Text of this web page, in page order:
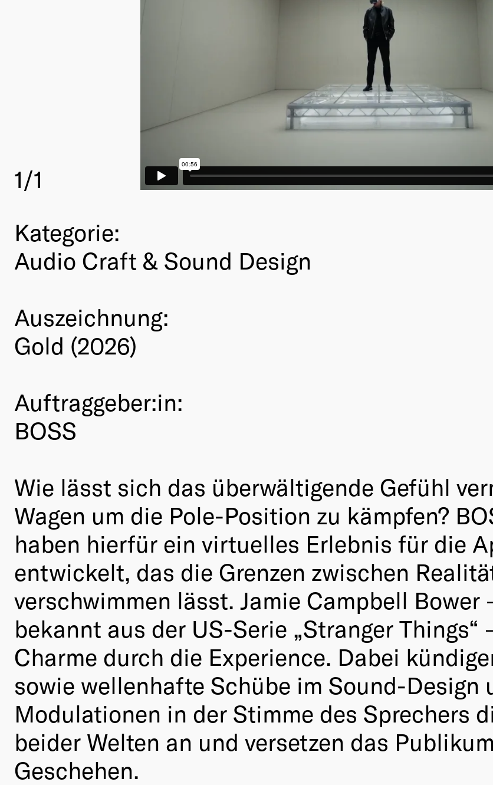
1/1
Kategorie:
Audio Craft & Sound Design
Auszeichnung:
Gold (2026)
Auftraggeber:in:
BOSS
Wie lässt sich das überwältigende Gefühl
Wagen um die Pole-Position zu kämpfen?
haben hierfür ein virtuelles Erlebnis für die
entwickelt, das die Grenzen zwischen
verschwimmen lässt. Jamie Campbell Bower
bekannt aus der US-Serie „Stranger
Charme durch die Experience. Dabei
sowie wellenhafte Schübe im Sound-Design
Modulationen in der Stimme des Sprechers
beider Welten an und versetzen das
Geschehen.